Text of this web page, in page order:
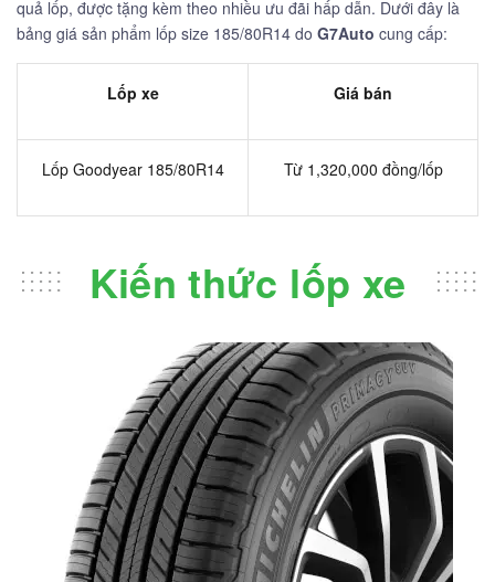
quả lốp, được tặng kèm theo nhiều ưu đãi hấp dẫn. Dưới đây là
bảng giá sản phẩm lốp size 185/80R14 do G7Auto cung cấp:
Lốp xe Giá bán
Lốp Goodyear 185/80R14 Từ 1,320,000 đồng/lốp
Kiến thức lốp xe